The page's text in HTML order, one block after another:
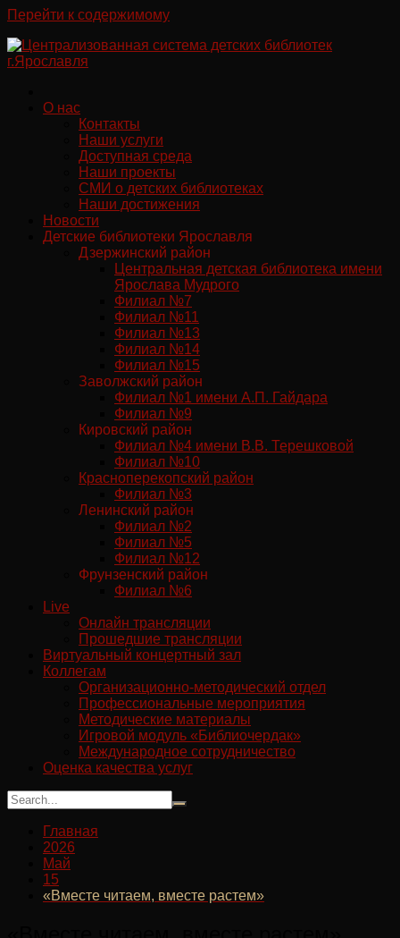
Перейти к содержимому
О нас
Контакты
Наши услуги
Доступная среда
Наши проекты
СМИ о детских библиотеках
Наши достижения
Новости
Детские библиотеки Ярославля
Дзержинский район
Центральная детская библиотека имени
Ярослава Мудрого
Филиал №7
Филиал №11
Филиал №13
Филиал №14
Филиал №15
Заволжский район
Филиал №1 имени А.П. Гайдара
Филиал №9
Кировский район
Филиал №4 имени В.В. Терешковой
Филиал №10
Красноперекопский район
Филиал №3
Ленинский район
Филиал №2
Филиал №5
Филиал №12
Фрунзенский район
Филиал №6
Live
Онлайн трансляции
Прошедшие трансляции
Виртуальный концертный зал
Коллегам
Организационно-методический отдел
Профессиональные мероприятия
Методические материалы
Игровой модуль «Библиочердак»
Международное сотрудничество
Оценка качества услуг
Главная
2026
Май
15
«Вместе читаем, вместе растем»